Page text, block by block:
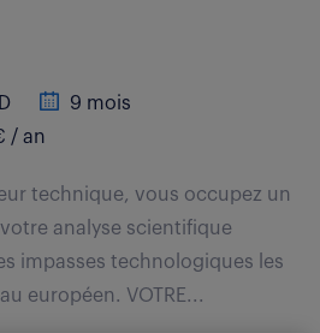
9 mois
/ an
technique, vous occupez un
analyse scientifique
impasses technologiques les
européen. VOTRE...